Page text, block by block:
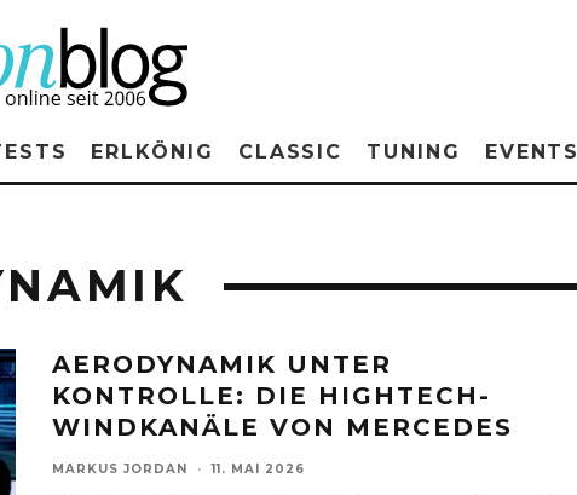
ERLKÖNIG CLASSIC TUNING EVENTS
AERODYNAMIK UNTER
KONTROLLE: DIE HIGHTECH-
WINDKANÄLE VON MERCEDES
MARKUS JORDAN · 11. MAI 2026